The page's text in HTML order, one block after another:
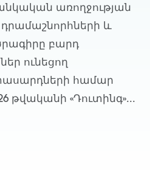
առողջության
և
բարդ
ունեցող
համար
թվականի «Դուտինգ»...